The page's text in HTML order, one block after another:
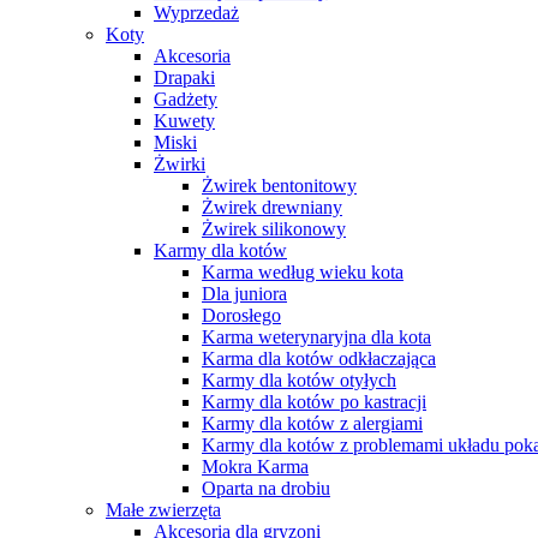
Wyprzedaż
Koty
Akcesoria
Drapaki
Gadżety
Kuwety
Miski
Żwirki
Żwirek bentonitowy
Żwirek drewniany
Żwirek silikonowy
Karmy dla kotów
Karma według wieku kota
Dla juniora
Dorosłego
Karma weterynaryjna dla kota
Karma dla kotów odkłaczająca
Karmy dla kotów otyłych
Karmy dla kotów po kastracji
Karmy dla kotów z alergiami
Karmy dla kotów z problemami układu
Mokra Karma
Oparta na drobiu
Małe zwierzęta
Akcesoria dla gryzoni